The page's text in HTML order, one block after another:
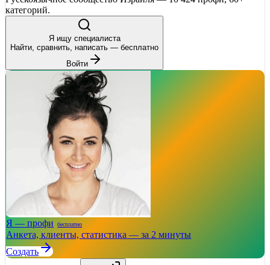
категорий.
Я ищу специалиста
Найти, сравнить, написать — бесплатно
Войти
Я — профи бесплатно
Анкета, клиенты, статистика — за 2 минуты
Создать